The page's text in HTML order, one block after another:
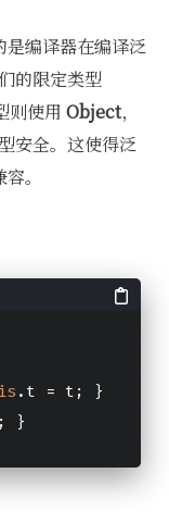
是编译器在编译泛
的限定类型
则使用 Object，
安全。这使得泛
。
. t = t; }
}